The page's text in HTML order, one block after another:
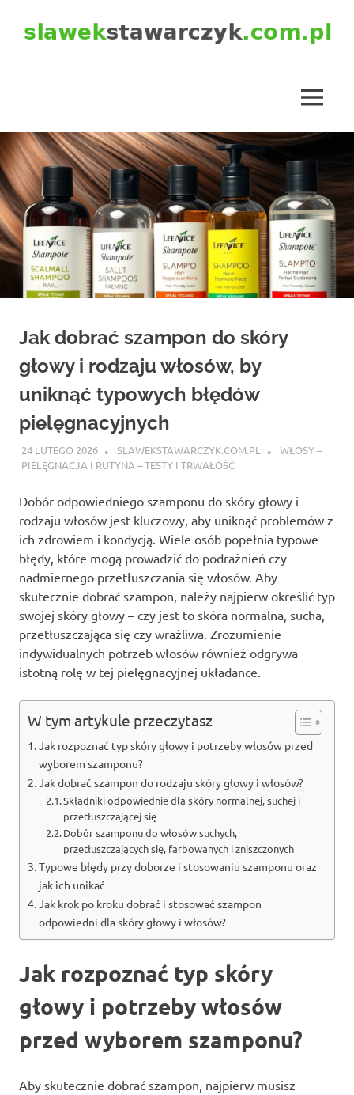
MENU
Jak dobrać szampon do skóry
głowy i rodzaju włosów, by
uniknąć typowych błędów
pielęgnacyjnych
24 LUTEGO 2026 SLAWEKSTAWARCZYK.COM.PL
WŁOSY –
PIELĘGNACJA I RUTYNA – TESTY I TRWAŁOŚĆ
Dobór odpowiedniego szamponu do skóry głowy i
rodzaju włosów jest kluczowy, aby uniknąć problemów z
ich zdrowiem i kondycją. Wiele osób popełnia typowe
błędy, które mogą prowadzić do podrażnień czy
nadmiernego przetłuszczania się włosów. Aby
skutecznie dobrać szampon, należy najpierw określić typ
swojej skóry głowy – czy jest to skóra normalna, sucha,
przetłuszczająca się czy wrażliwa. Zrozumienie
indywidualnych potrzeb włosów również odgrywa
istotną rolę w tej pielęgnacyjnej układance.
W tym artykule przeczytasz
Jak rozpoznać typ skóry głowy i potrzeby włosów przed
wyborem szamponu?
Jak dobrać szampon do rodzaju skóry głowy i włosów?
Składniki odpowiednie dla skóry normalnej, suchej i
przetłuszczającej się
Dobór szamponu do włosów suchych,
przetłuszczających się, farbowanych i zniszczonych
Typowe błędy przy doborze i stosowaniu szamponu oraz
jak ich unikać
Jak krok po kroku dobrać i stosować szampon
odpowiedni dla skóry głowy i włosów?
Jak rozpoznać typ skóry
głowy i potrzeby włosów
przed wyborem szamponu?
Aby skutecznie dobrać szampon, najpierw musisz